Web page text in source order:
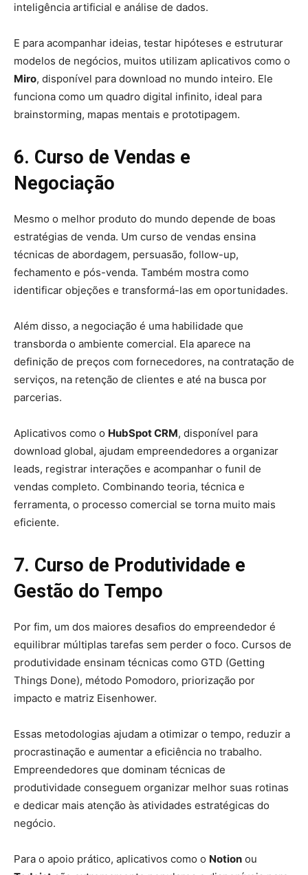
inteligência artificial e análise de dados.
E para acompanhar ideias, testar hipóteses e estruturar
modelos de negócios, muitos utilizam aplicativos como o
Miro, disponível para download no mundo inteiro. Ele
funciona como um quadro digital infinito, ideal para
brainstorming, mapas mentais e prototipagem.
6. Curso de Vendas e
Negociação
Mesmo o melhor produto do mundo depende de boas
estratégias de venda. Um curso de vendas ensina
técnicas de abordagem, persuasão, follow-up,
fechamento e pós-venda. Também mostra como
identificar objeções e transformá-las em oportunidades.
Além disso, a negociação é uma habilidade que
transborda o ambiente comercial. Ela aparece na
definição de preços com fornecedores, na contratação de
serviços, na retenção de clientes e até na busca por
parcerias.
Aplicativos como o HubSpot CRM, disponível para
download global, ajudam empreendedores a organizar
leads, registrar interações e acompanhar o funil de
vendas completo. Combinando teoria, técnica e
ferramenta, o processo comercial se torna muito mais
eficiente.
7. Curso de Produtividade e
Gestão do Tempo
Por fim, um dos maiores desafios do empreendedor é
equilibrar múltiplas tarefas sem perder o foco. Cursos de
produtividade ensinam técnicas como GTD (Getting
Things Done), método Pomodoro, priorização por
impacto e matriz Eisenhower.
Essas metodologias ajudam a otimizar o tempo, reduzir a
procrastinação e aumentar a eficiência no trabalho.
Empreendedores que dominam técnicas de
produtividade conseguem organizar melhor suas rotinas
e dedicar mais atenção às atividades estratégicas do
negócio.
Para o apoio prático, aplicativos como o Notion ou